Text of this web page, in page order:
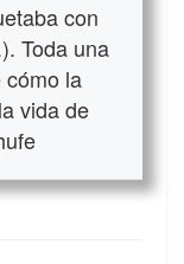
con
Toda una
cómo la
vida de